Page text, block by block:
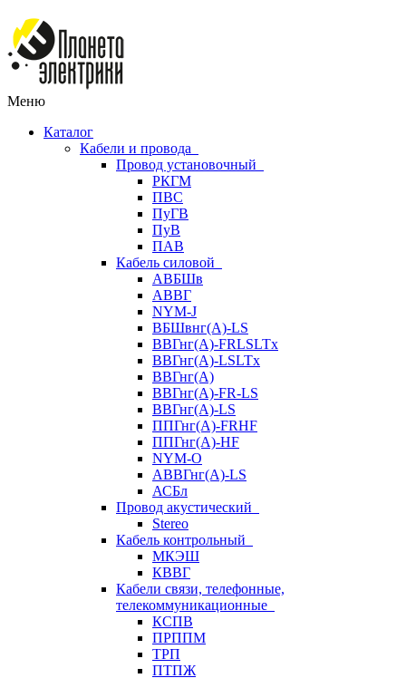
Меню
Каталог
Кабели и провода
Провод установочный
РКГМ
ПВС
ПуГВ
ПуВ
ПАВ
Кабель силовой
АВБШв
АВВГ
NYM-J
ВБШвнг(А)-LS
ВВГнг(A)-FRLSLTx
ВВГнг(A)-LSLTx
ВВГнг(А)
ВВГнг(А)-FR-LS
ВВГнг(А)-LS
ППГнг(А)-FRHF
ППГнг(А)-HF
NYM-O
АВВГнг(А)-LS
АСБл
Провод акустический
Stereo
Кабель контрольный
МКЭШ
КВВГ
Кабели связи, телефонные,
телекоммуникационные
КСПВ
ПРППМ
ТРП
ПТПЖ